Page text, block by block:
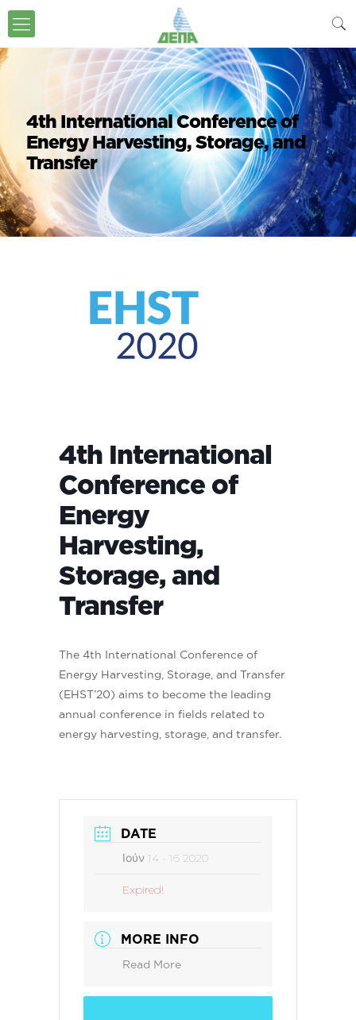
4th International Conference of
Energy Harvesting, Storage, and
Transfer
4th International
Conference of
Energy
Harvesting,
Storage, and
Transfer
The 4th International Conference of
Energy Harvesting, Storage, and Transfer
(EHST’20) aims to become the leading
annual conference in fields related to
energy harvesting, storage, and transfer.
DATE
Ιούν 14 - 16 2020
Expired!
MORE INFO
Read More